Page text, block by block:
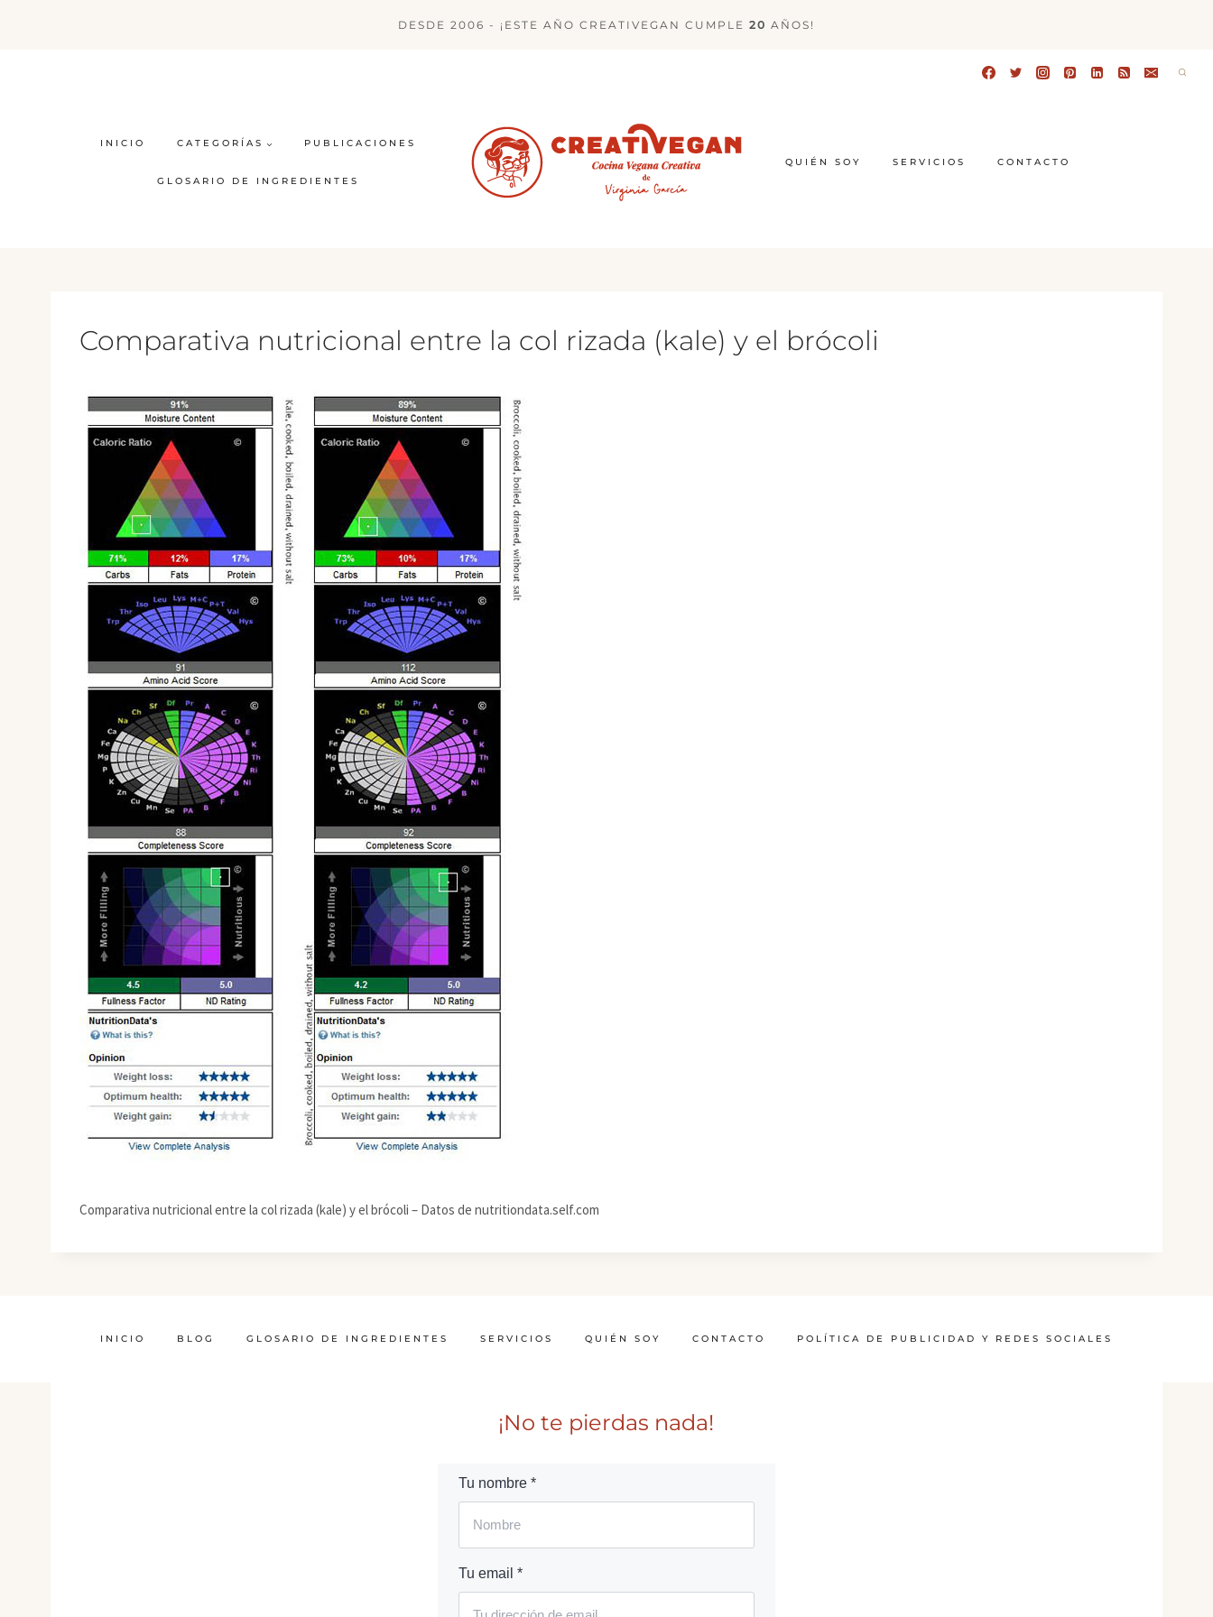
DESDE 2006 - ¡ESTE AÑO CREATIVEGAN CUMPLE 20 AÑOS!
INICIO CATEGORÍAS PUBLICACIONES
GLOSARIO DE INGREDIENTES
QUIÉN SOY SERVICIOS CONTACTO
Comparativa nutricional entre la col rizada (kale) y el brócoli
Comparativa nutricional entre la col rizada (kale) y el brócoli – Datos de nutritiondata.self.com
INICIO BLOG GLOSARIO DE INGREDIENTES SERVICIOS QUIÉN SOY CONTACTO POLÍTICA DE PUBLICIDAD Y REDES SOCIALES
¡No te pierdas nada!
Tu nombre *
Tu email *